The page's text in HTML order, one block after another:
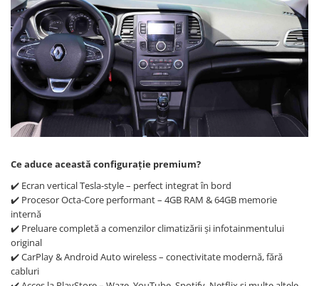
Land Rover
Mazda
Honda
Citroen
Chrysler
Subaru
Smart
Rame adaptoare Kia
Rame adaptoare Alfa Romeo
Rame adaptoare Nissan
Rame adaptoare Fiat
Rame adaptoare Chevrolet
Rame adaptoare Mitsubishi
Rame adaptoare Jeep
Ce aduce această configurație premium?
✔️ Ecran vertical Tesla-style – perfect integrat în bord
✔️ Procesor Octa-Core performant – 4GB RAM & 64GB memorie
internă
✔️ Preluare completă a comenzilor climatizării și infotainmentului
original
✔️ CarPlay & Android Auto wireless – conectivitate modernă, fără
cabluri